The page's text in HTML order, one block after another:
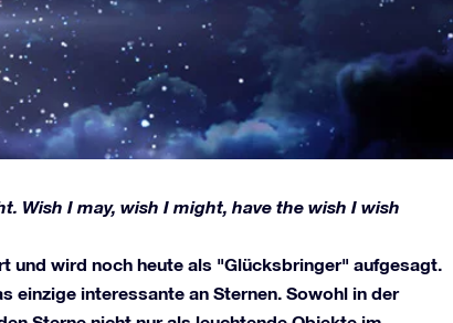
Wish I may, wish I might, have the wish I wish
und wird noch heute als "Glücksbringer" aufgesagt.
einzige interessante an Sternen. Sowohl in der